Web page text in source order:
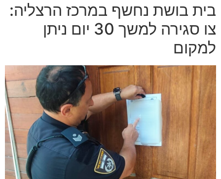
בית בושת נחשף במרכז הרצליה:
צו סגירה למשך 30 יום ניתן
למקום